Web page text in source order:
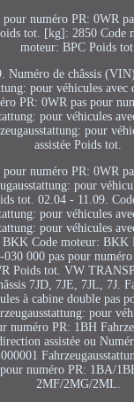
numéro PR: 0WR
tot. [kg]: 2850 Code
moteur: BPC Poids tot.
Numéro de châssis
pour véhicules avec
PR: 0WR pas pour
pour véhicules
pour
assistée Poids tot.
numéro PR: 0WR
pour
tot. 02.04 - 11.09.
pour véhicules
pour véhicules
BKK Code moteur: BKK
000 pas pour
Poids tot. VW
7JD, 7JE, 7JL, 7J.
à cabine double pas
pour
numéro PR: 1BH
assistée ou
numéro PR: 1BA/
2MF/2MG/2ML.